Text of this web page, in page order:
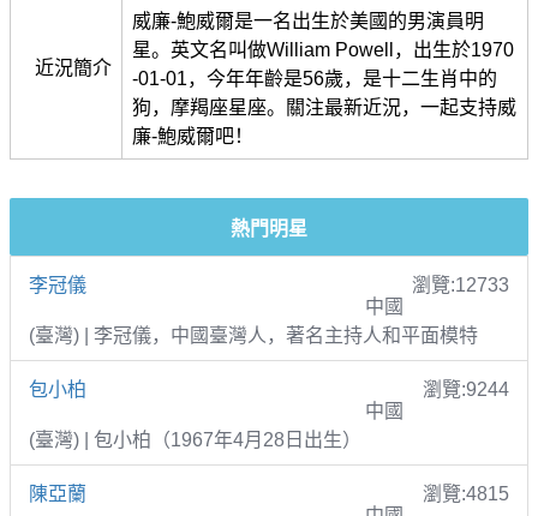
近況簡介
威廉-鮑威爾是一名出生於美國的男演員明
星。英文名叫做William Powell，出生於1970
-01-01，今年年齡是56歲，是十二生肖中的
狗，摩羯座星座。關注最新近況，一起支持威
廉-鮑威爾吧！
熱門明星
李冠儀
瀏覽:12733
中國
(臺灣) | 李冠儀，中國臺灣人，著名主持人和平面模特
包小柏
瀏覽:9244
中國
(臺灣) | 包小柏（1967年4月28日出生）
陳亞蘭
瀏覽:4815